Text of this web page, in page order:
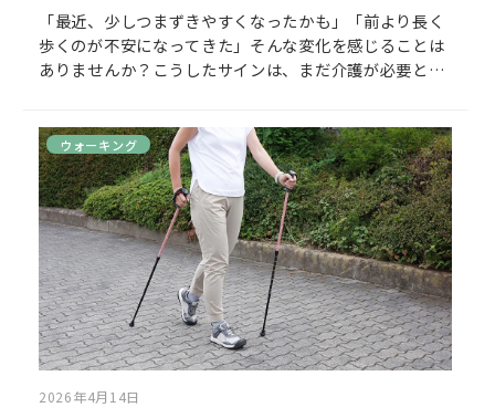
「最近、少しつまずきやすくなったかも」「前より長く
歩くのが不安になってきた」そんな変化を感じることは
ありませんか？こうしたサインは、まだ介護が必要とい
不安を減らしながら、外出や歩行を無理なく続けるため
の考え方と、2本杖という選択肢についてご紹介しま
す。
ウォーキング
2026年4月14日